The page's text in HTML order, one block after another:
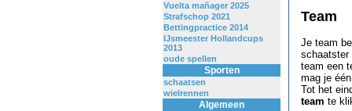
Vuelta mañager 2025
Strafschop 2021
Bettingpractice 2014
IJsmeester Hollandcups
2013
oude spellen
Sporten
schaatsen
wielrennen
Algemeen
Team
Je team
schaatster
team een
mag je
Tot het
team te